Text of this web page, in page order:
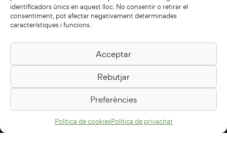
identificadors únics en aquest lloc. No consentir o retirar el
consentiment, pot afectar negativament determinades
característiques i funcions.
Acceptar
Rebutjar
Preferències
Política de cookiesPolítica de privacitat
Biblioteca Pilarin Bayés
Passeig de la Generalitat, 1
08500 Vic